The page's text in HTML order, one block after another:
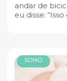
andar de
eu disse:
SONO